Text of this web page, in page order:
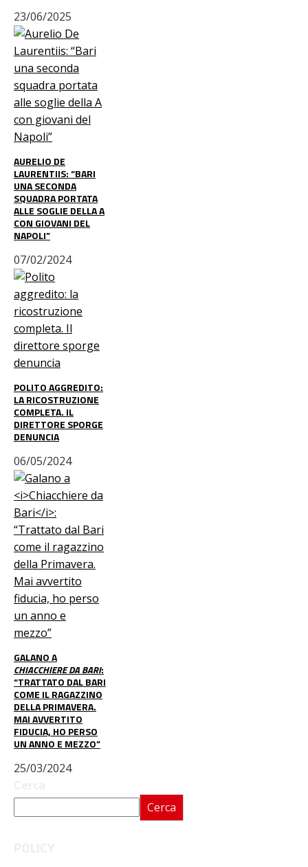
23/06/2025
AURELIO DE
LAURENTIIS: “BARI
UNA SECONDA
SQUADRA PORTATA
ALLE SOGLIE DELLA A
CON GIOVANI DEL
NAPOLI”
07/02/2024
POLITO AGGREDITO:
LA RICOSTRUZIONE
COMPLETA. IL
DIRETTORE SPORGE
DENUNCIA
06/05/2024
GALANO A
CHIACCHIERE DA BARI:
“TRATTATO DAL BARI
COME IL RAGAZZINO
DELLA PRIMAVERA.
MAI AVVERTITO
FIDUCIA, HO PERSO
UN ANNO E MEZZO”
25/03/2024
Cerca